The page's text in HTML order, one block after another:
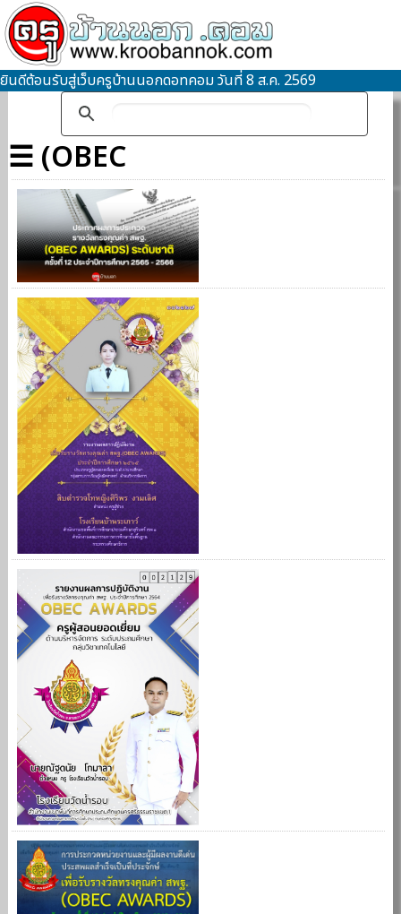
ยินดีต้อนรับสู่เว็บครูบ้านนอกดอทคอม วันที่ 8 ส.ค. 2569
☰ (OBEC